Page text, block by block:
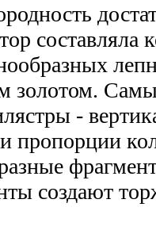
составляла
золотом.
-
пропорции
создают